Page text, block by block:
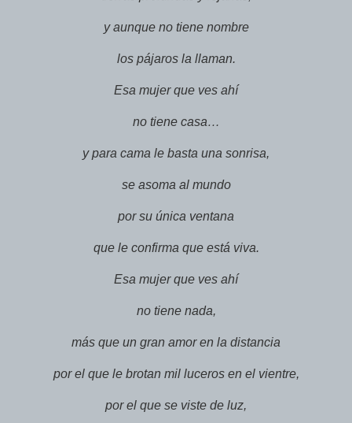
y aunque no tiene nombre
los pájaros la llaman.
Esa mujer que ves ahí
no tiene casa…
y para cama le basta una sonrisa,
se asoma al mundo
por su única ventana
que le confirma que está viva.
Esa mujer que ves ahí
no tiene nada,
más que un gran amor en la distancia
por el que le brotan mil luceros en el vientre,
por el que se viste de luz,